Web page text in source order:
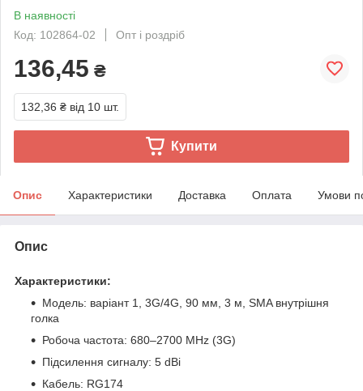
В наявності
Код: 102864-02
Опт і роздріб
136,45 ₴
132,36 ₴ від 10 шт.
Купити
Опис Характеристики Доставка Оплата Умови
Опис
Характеристики:
Модель: варіант 1, 3G/4G, 90 мм, 3 м, SMA внутрішня
голка
Робоча частота: 680–2700 MHz (3G)
Підсилення сигналу: 5 dBi
Кабель: RG174